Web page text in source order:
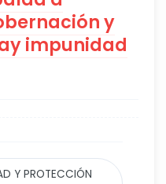
y
impunidad
Y PROTECCIÓN